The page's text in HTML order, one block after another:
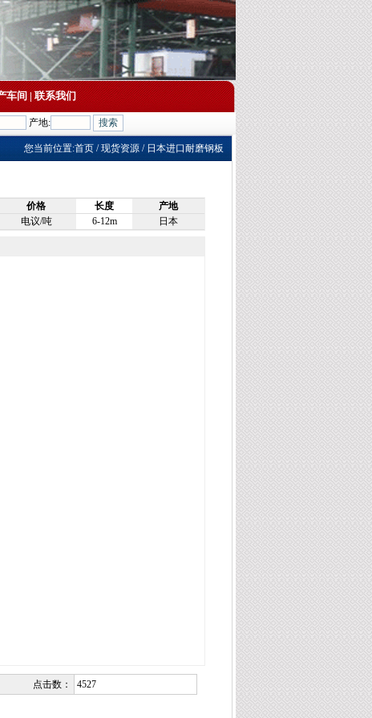
车间|联系我们
产地:
您当前位置:首页 / 现货资源 / 日本进口耐磨钢板
价格 长度
产地
电议/吨 6-12m 日本
点击数： 4527